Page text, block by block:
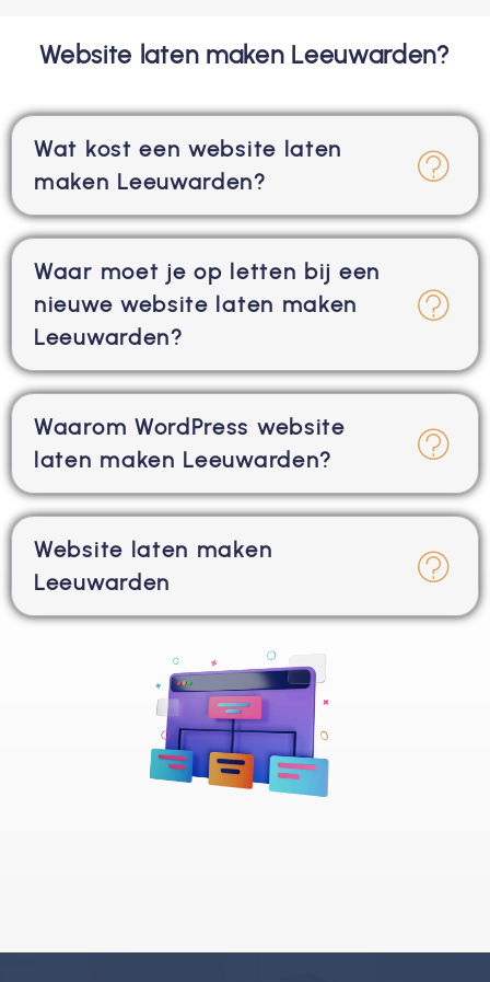
Website laten maken Leeuwarden?
Wat kost een website laten
maken Leeuwarden?
Waar moet je op letten bij een
nieuwe website laten maken
Leeuwarden?
Waarom WordPress website
laten maken Leeuwarden?
Website laten maken
Leeuwarden